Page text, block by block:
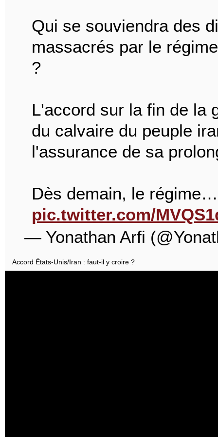
Qui se souviendra des
massacrés par le
?
L'accord sur la fin de la
du calvaire du peuple
l'assurance de sa
Dès demain, le régime…
pic.twitter.com/
— Yonathan Arfi
Accord États-Unis/Iran : faut-il y croire ?